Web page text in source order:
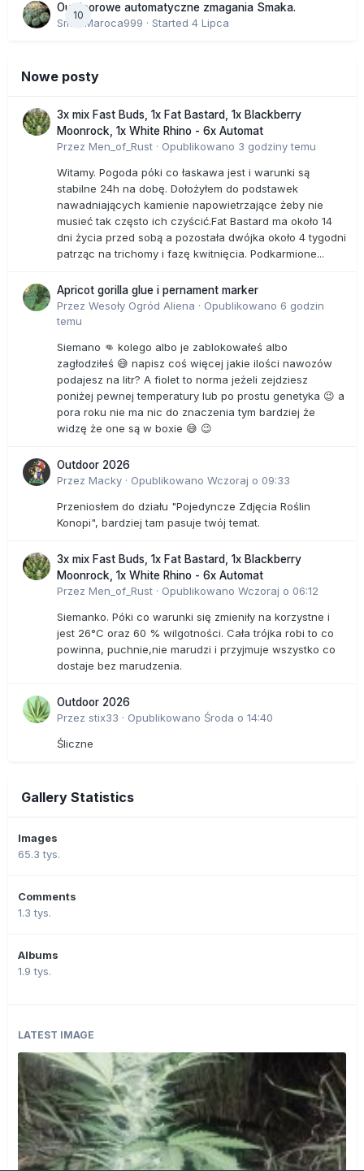
10
Outdoorowe automatyczne zmagania Smaka.
SmakMaroca999 · Started 4 Lipca
Nowe posty
3x mix Fast Buds, 1x Fat Bastard, 1x Blackberry
Moonrock, 1x White Rhino - 6x Automat
Przez Men_of_Rust · Opublikowano 3 godziny temu
Witamy. Pogoda póki co łaskawa jest i warunki są
stabilne 24h na dobę. Dołożyłem do podstawek
nawadniających kamienie napowietrzające żeby nie
musieć tak często ich czyścić.Fat Bastard ma około 14
dni życia przed sobą a pozostała dwójka około 4 tygodni
patrząc na trichomy i fazę kwitnięcia. Podkarmione...
Apricot gorilla glue i pernament marker
Przez Wesoły Ogród Aliena · Opublikowano 6 godzin
temu
Siemano 👊 kolego albo je zablokowałeś albo
zagłodziłeś 😅 napisz coś więcej jakie ilości nawozów
podajesz na litr? A fiolet to norma jeżeli zejdziesz
poniżej pewnej temperatury lub po prostu genetyka 😉 a
pora roku nie ma nic do znaczenia tym bardziej że
widzę że one są w boxie 😅 😉
Outdoor 2026
Przez Macky · Opublikowano Wczoraj o 09:33
Przeniosłem do działu "Pojedyncze Zdjęcia Roślin
Konopi", bardziej tam pasuje twój temat.
3x mix Fast Buds, 1x Fat Bastard, 1x Blackberry
Moonrock, 1x White Rhino - 6x Automat
Przez Men_of_Rust · Opublikowano Wczoraj o 06:12
Siemanko. Póki co warunki się zmieniły na korzystne i
jest 26°C oraz 60 % wilgotności. Cała trójka robi to co
powinna, puchnie,nie marudzi i przyjmuje wszystko co
dostaje bez marudzenia.
Outdoor 2026
Przez stix33 · Opublikowano Środa o 14:40
Śliczne
Gallery Statistics
Images
65.3 tys.
Comments
1.3 tys.
Albums
1.9 tys.
LATEST IMAGE